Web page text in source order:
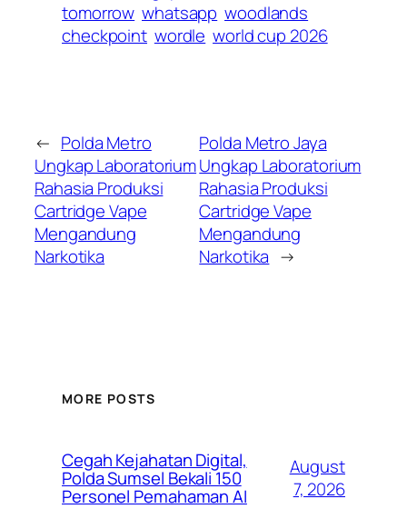
tomorrow whatsapp woodlands
checkpoint wordle world cup 2026
← Polda Metro
Ungkap Laboratorium
Rahasia Produksi
Cartridge Vape
Mengandung
Narkotika
Polda Metro Jaya
Ungkap Laboratorium
Rahasia Produksi
Cartridge Vape
Mengandung
Narkotika →
MORE POSTS
Cegah Kejahatan Digital,
Polda Sumsel Bekali 150
Personel Pemahaman AI
August
7, 2026